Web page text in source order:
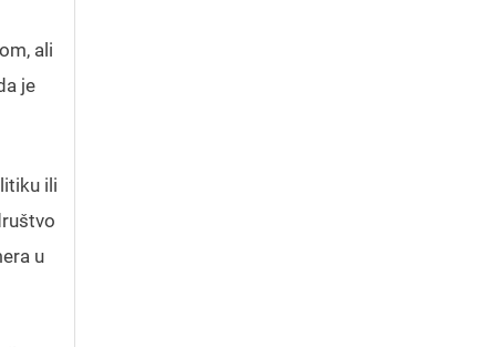
ali
je
ili
u